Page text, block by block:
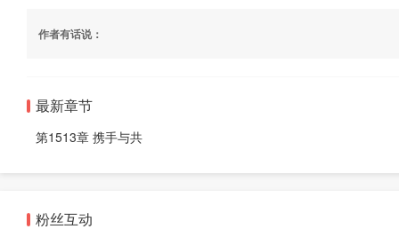
作者有话说：
最新章节
第1513章 携手与共
粉丝互动